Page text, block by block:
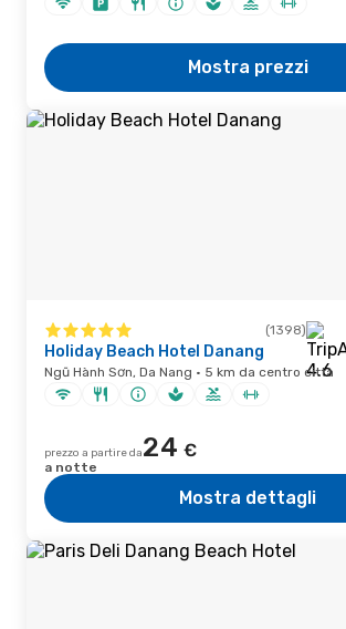
Mostra prezzi
(1398)
Holiday Beach Hotel Danang
Ngũ Hành Sơn, Da Nang · 5 km da centro città
prezzo a partire da24 €
a notte
Mostra dettagli